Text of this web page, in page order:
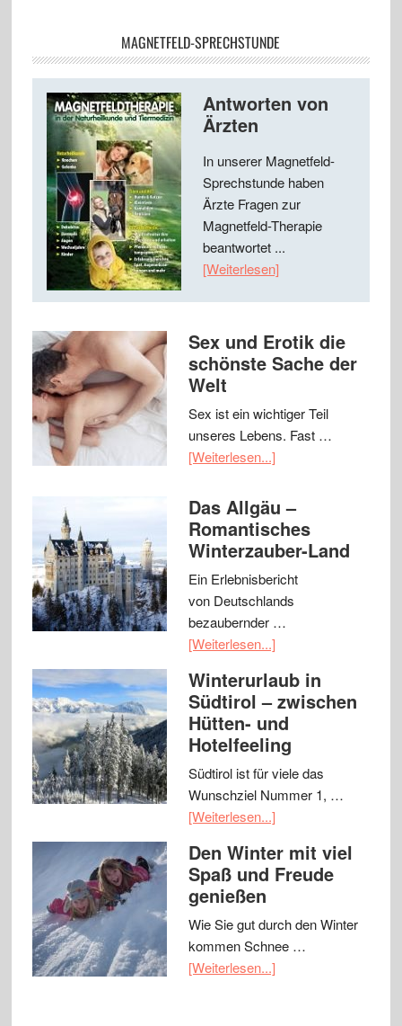
MAGNETFELD-SPRECHSTUNDE
Antworten von
Ärzten
In unserer Magnetfeld-
Sprechstunde haben
Ärzte Fragen zur
Magnetfeld-Therapie
beantwortet ...
[Weiterlesen]
Sex und Erotik die
schönste Sache der
Welt
Sex ist ein wichtiger Teil
unseres Lebens. Fast …
[Weiterlesen...]
Das Allgäu –
Romantisches
Winterzauber-Land
Ein Erlebnisbericht
von Deutschlands
bezaubernder …
[Weiterlesen...]
Winterurlaub in
Südtirol – zwischen
Hütten- und
Hotelfeeling
Südtirol ist für viele das
Wunschziel Nummer 1, …
[Weiterlesen...]
Den Winter mit viel
Spaß und Freude
genießen
Wie Sie gut durch den Winter
kommen Schnee …
[Weiterlesen...]